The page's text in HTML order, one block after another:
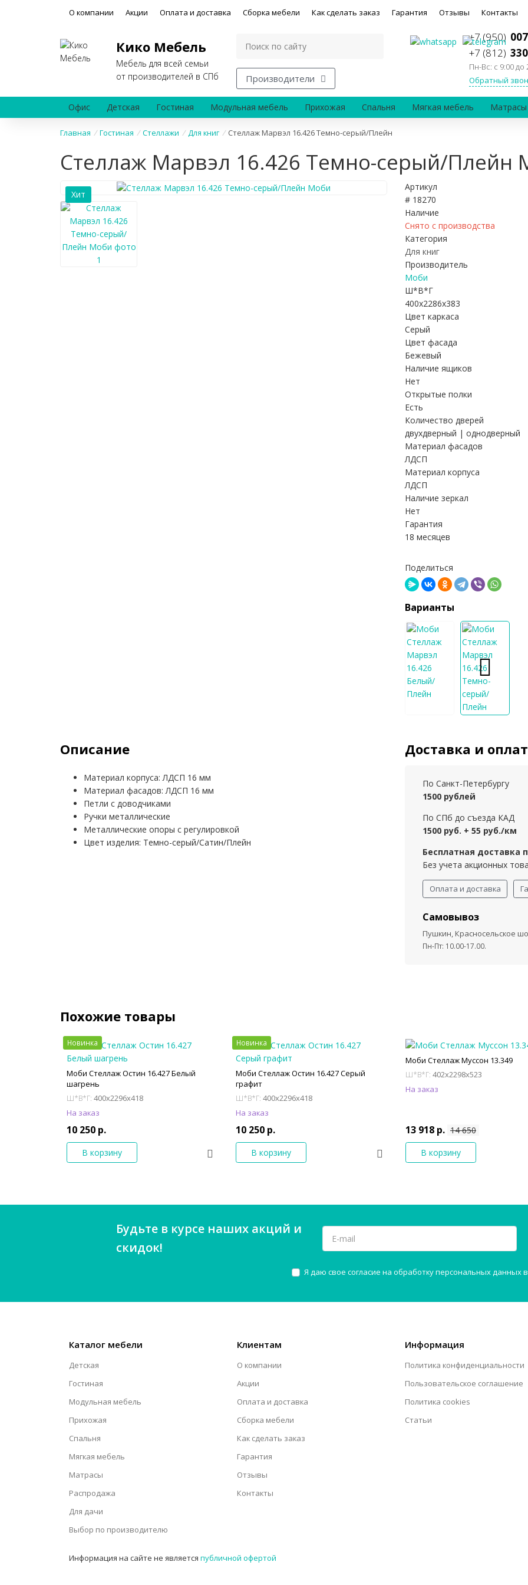
О компании Акции Оплата и доставка Сборка мебели Как сделать заказ Гарантия Отзывы Контакты
Кико Мебель
Мебель для всей семьи
от производителей в СПб
Производители
+7 (950)
+7 (812)
Пн-Вс: с 9:00 до
Обратный
Офис Детская Гостиная Модульная мебель Прихожая Спальня Мягкая мебель Матрасы
Главная / Гостиная / Стеллажи / Для книг / Стеллаж Марвэл 16.426 Темно-серый/Плейн
Стеллаж Марвэл 16.426 Темно-серый/Плейн
Хит
Артикул
# 18270
Наличие
Снято с производства
Категория
Для книг
Производитель
Моби
Ш*В*Г
400x2286x383
Цвет каркаса
Серый
Цвет фасада
Бежевый
Наличие ящиков
Нет
Открытые полки
Есть
Количество дверей
двухдверный | однодверный
Материал фасадов
ЛДСП
Материал корпуса
ЛДСП
Наличие зеркал
Нет
Гарантия
18 месяцев
Поделиться
Варианты
Описание
Материал корпуса: ЛДСП 16 мм
Материал фасадов: ЛДСП 16 мм
Петли с доводчиками
Ручки металлические
Металлические опоры с регулировкой
Цвет изделия: Темно-серый/Сатин/Плейн
Доставка и
По Санкт-Петербургу
1500 рублей
По СПб до съезда КАД
1500 руб. + 55 руб./км
Бесплатная доставка
Без учета акционных
Оплата и доставка
Самовывоз
Пушкин, Красносельское
Пн-Пт: 10.00-17.00.
Похожие товары
Новинка
Моби Стеллаж Остин 16.427 Белый
шагрень
Ш*В*Г: 400x2296x418
На заказ
10 250 р.
В корзину
Новинка
Моби Стеллаж Остин 16.427 Серый
графит
Ш*В*Г: 400x2296x418
На заказ
10 250 р.
В корзину
Моби Стеллаж Муссон 13.349
Ш*В*Г: 402x2298x523
На заказ
13 918 р. 14 650
В корзину
Будьте в курсе наших акций и
скидок!
Я даю свое согласие на обработку персональных данных
Каталог мебели
Детская
Гостиная
Модульная мебель
Прихожая
Спальня
Мягкая мебель
Матрасы
Распродажа
Для дачи
Выбор по производителю
Клиентам
О компании
Акции
Оплата и доставка
Сборка мебели
Как сделать заказ
Гарантия
Отзывы
Контакты
Информация
Политика конфиденциальности
Пользовательское соглашение
Политика cookies
Статьи
Информация на сайте не является публичной офертой